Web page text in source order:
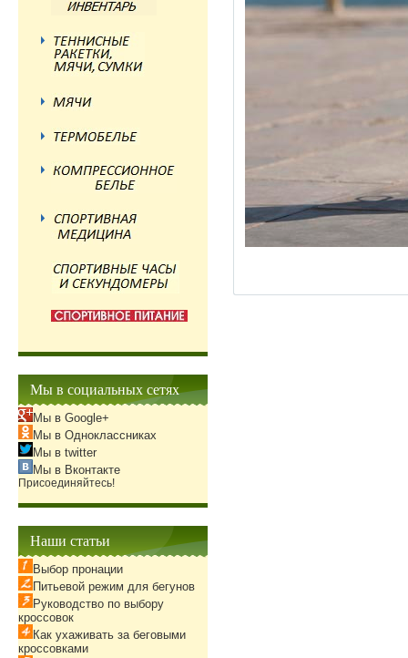
Мы в социальных сетях
Мы в Google+
Мы в Одноклассниках
Мы в twitter
Мы в Вконтакте
Присоединяйтесь!
Наши статьи
Выбор пронации
Питьевой режим для бегунов
Руководство по выбору
кроссовок
Как ухаживать за беговыми
кроссовками